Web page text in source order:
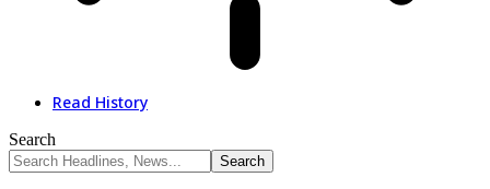
Read History
Search